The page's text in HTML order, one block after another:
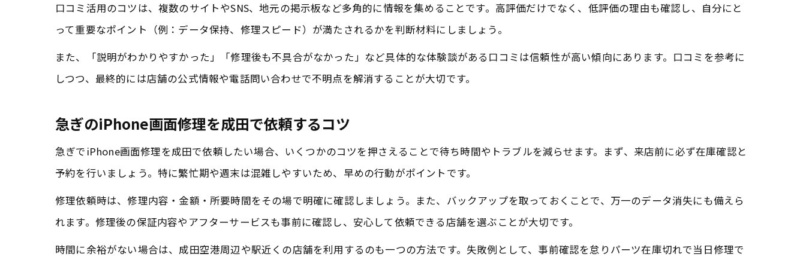
iPhone画面修理成田の満足度が高い理由
即日修理成田の口コミで分かる安心ポイント
iPhone画面修理成田のおすすめ口コミ傾向
非正規修理のリスクと対応策を徹底解説
iPad画面修理で非正規店利用時のリスクとは
非正規修理がバレる可能性と成田での対策
口コミに学ぶiPhone画面修理成田の実情
iPhone画面修理成田で選ぶべき正規サービス
口コミ活用のコツは、複数のサイトやSNS、地元の掲示板など多角的に情報を集めることです。高評価だけでなく、低評価の理由も確認し、自分にと
って重要なポイント（例：データ保持、修理スピード）が満たされるかを判断材料にしましょう。
また、「説明がわかりやすかった」「修理後も不具合がなかった」など具体的な体験談がある口コミは信頼性が高い傾向にあります。口コミを参考に
しつつ、最終的には店舗の公式情報や電話問い合わせで不明点を解消することが大切です。
急ぎのiPhone画面修理を成田で依頼するコツ
急ぎでiPhone画面修理を成田で依頼したい場合、いくつかのコツを押さえることで待ち時間やトラブルを減らせます。まず、来店前に必ず在庫確認と
予約を行いましょう。特に繁忙期や週末は混雑しやすいため、早めの行動がポイントです。
修理依頼時は、修理内容・金額・所要時間をその場で明確に確認しましょう。また、バックアップを取っておくことで、万一のデータ消失にも備えら
れます。修理後の保証内容やアフターサービスも事前に確認し、安心して依頼できる店舗を選ぶことが大切です。
時間に余裕がない場合は、成田空港周辺や駅近くの店舗を利用するのも一つの方法です。失敗例として、事前確認を怠りパーツ在庫切れで当日修理で